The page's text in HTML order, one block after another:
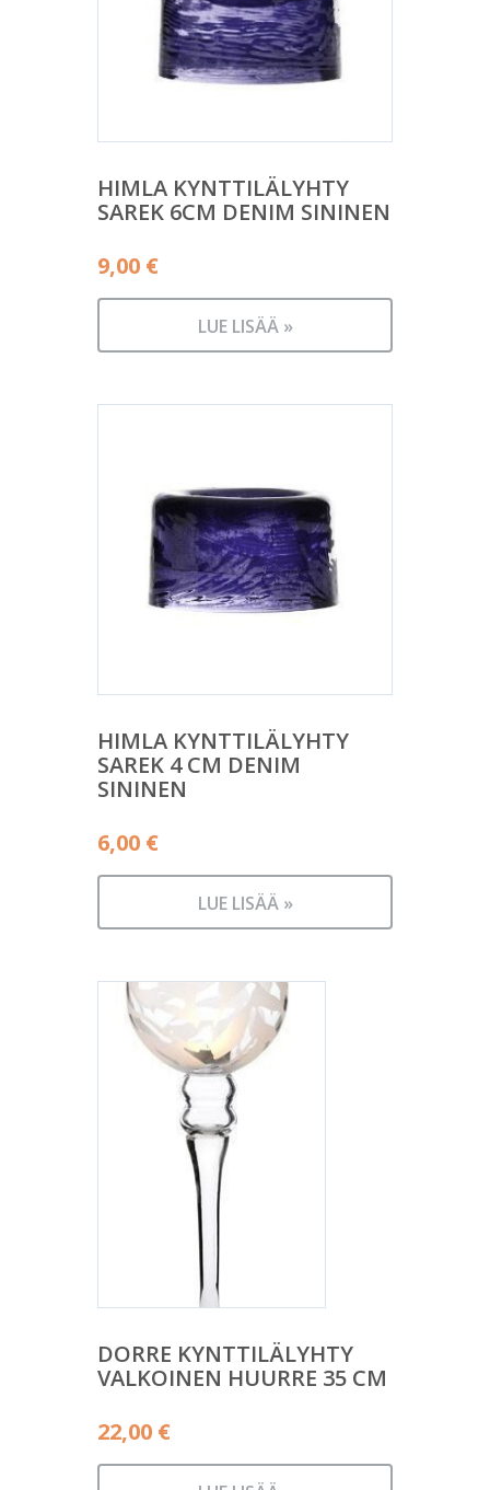
HIMLA KYNTTILÄLYHTY
SAREK 6CM DENIM SININEN
9,00 €
LUE LISÄÄ »
HIMLA KYNTTILÄLYHTY
SAREK 4 CM DENIM
SININEN
6,00 €
LUE LISÄÄ »
DORRE KYNTTILÄLYHTY
VALKOINEN HUURRE 35 CM
22,00 €